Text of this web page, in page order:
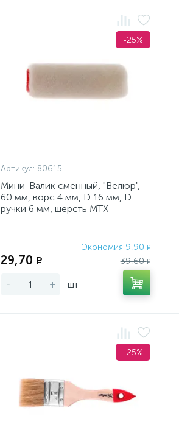
-25%
Артикул: 80615
Мини-Валик сменный, "Велюр",
60 мм, ворс 4 мм, D 16 мм, D
ручки 6 мм, шерсть MTX
Экономия 9,90 ₽
29,70 ₽ 39,60₽
- + шт
-25%